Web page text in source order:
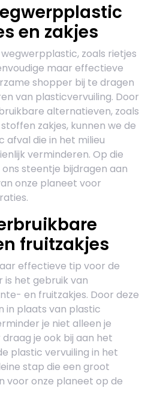
en zakjes
zoals rietjes
maar effectieve
shopper bij te dragen
van plasticvervuiling. Door
alternatieven, zoals
zakjes, kunnen we de
afval die in het milieu
verminderen. Op die
steentje bijdragen aan
onze planeet voor
fruitzakjes
effectieve tip voor de
is het gebruik van
en fruitzakjes. Door deze
in plaats van plastic
je niet alleen je
je ook bij aan het
plastic vervuiling in het
stap die een groot
voor onze planeet op de